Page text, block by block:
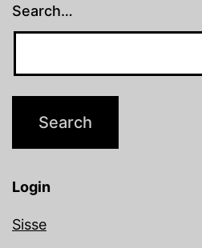
Search…
Login
Sisse